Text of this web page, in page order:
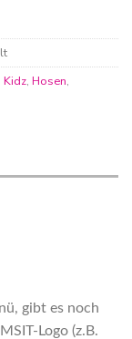
Kidz, Hosen,
gibt es noch
Logo (z.B.